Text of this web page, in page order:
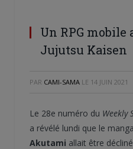
Un RPG
Jujutsu Kaisen
PAR CAMI-SAMA LE 14 JUIN 2021
Le 28e numéro du Weekly
a révélé lundi que le manga
Akutami allait être